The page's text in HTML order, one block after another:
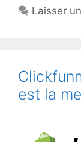
Laisser
est la